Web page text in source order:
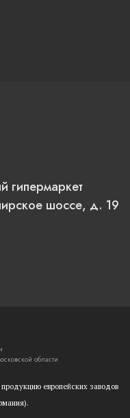
гипермаркет
шоссе, д. 19
области
европейских заводов